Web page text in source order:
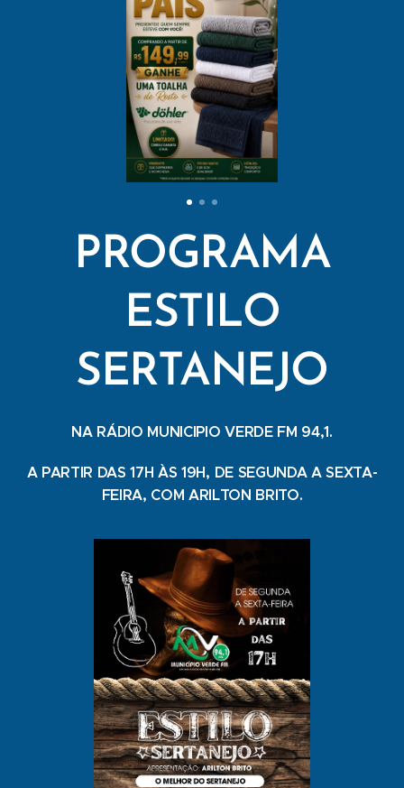
PROGRAMA
ESTILO
SERTANEJO
NA RÁDIO MUNICIPIO VERDE FM 94,1.
A PARTIR DAS 17H ÀS 19H, DE SEGUNDA A SEXTA-
FEIRA, COM ARILTON BRITO.